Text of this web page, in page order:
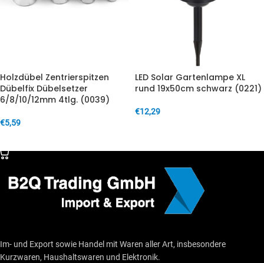
Holzdübel Zentrierspitzen
Dübelfix Dübelsetzer
6/8/10/12mm 4tlg. (0039)
€5,59
LED Solar Gartenlampe XL
rund 19x50cm schwarz (0221)
€12,29
Im- und Export sowie Handel mit Waren aller Art, insbesondere
Kurzwaren, Haushaltswaren und Elektronik.